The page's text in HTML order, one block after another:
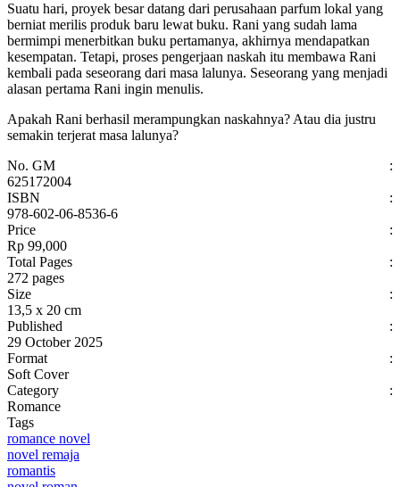
Suatu hari, proyek besar datang dari perusahaan parfum lokal yang
berniat merilis produk baru lewat buku. Rani yang sudah lama
bermimpi menerbitkan buku pertamanya, akhirnya mendapatkan
kesempatan. Tetapi, proses pengerjaan naskah itu membawa Rani
kembali pada seseorang dari masa lalunya. Seseorang yang menjadi
alasan pertama Rani ingin menulis.
Apakah Rani berhasil merampungkan naskahnya? Atau dia justru
semakin terjerat masa lalunya?
No. GM
:
625172004
ISBN
:
978-602-06-8536-6
Price
:
Rp 99,000
Total Pages
:
272 pages
Size
:
13,5 x 20 cm
Published
:
29 October 2025
Format
:
Soft Cover
Category
:
Romance
Tags
romance novel
novel remaja
romantis